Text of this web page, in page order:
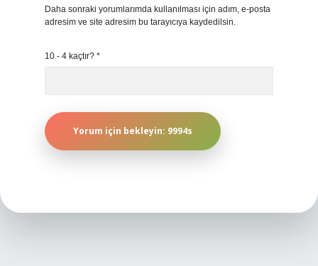
Daha sonraki yorumlarımda kullanılması için adım, e-posta
adresim ve site adresim bu tarayıcıya kaydedilsin.
10 - 4 kaçtır? *